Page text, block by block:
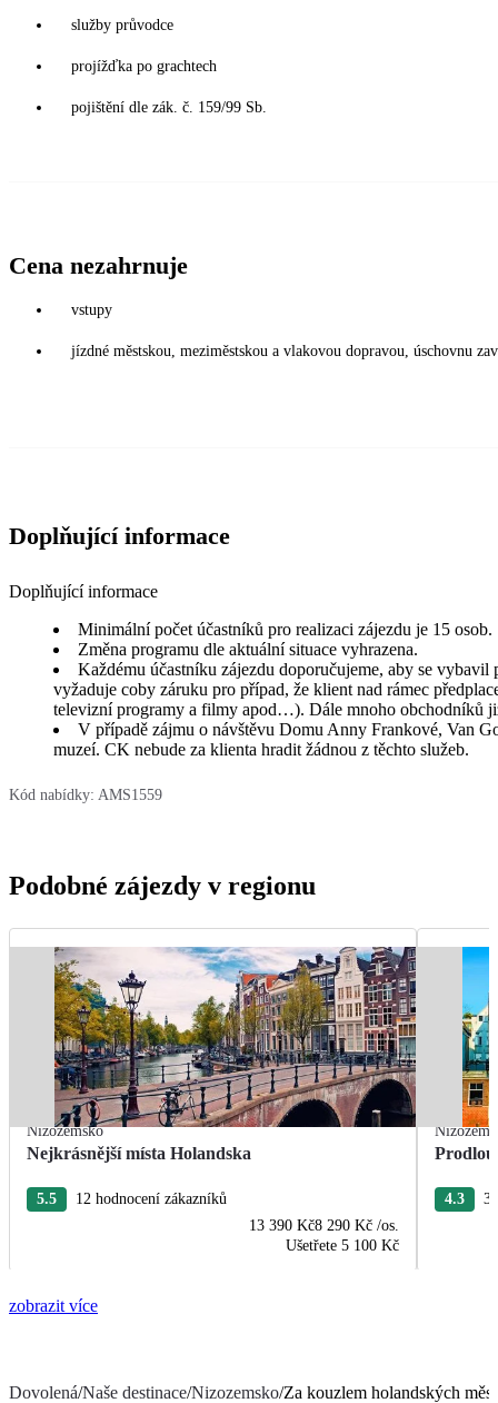
služby průvodce
projížďka po grachtech
pojištění dle zák. č. 159/99 Sb.
Cena nezahrnuje
vstupy
jízdné městskou, meziměstskou a vlakovou dopravou, úschovnu
Doplňující informace
Doplňující informace
Minimální počet účastníků pro realizaci zájezdu je 15 osob.
Změna programu dle aktuální situace vyhrazena.
Každému účastníku zájezdu doporučujeme, aby se
vyžaduje coby záruku pro případ, že klient nad rámec
televizní programy a filmy apod…). Dále mnoho obchodníků
V případě zájmu o návštěvu Domu Anny Frankové, Van
muzeí. CK nebude za klienta hradit žádnou z těchto služeb.
Kód nabídky: AMS1559
Podobné zájezdy v regionu
Nizozemsko
Nejkrásnější místa Holandska
5.5
12 hodnocení zákazníků
13 390 Kč8 290 Kč /os.
Ušetřete 5 100 Kč
4.3 3
zobrazit více
Dovolená/Naše destinace/Nizozemsko/Za kouzlem holandských měst